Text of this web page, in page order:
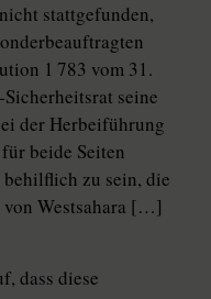
stattgefunden,
1 783 vom 31.
seine
der Herbeiführung
beide Seiten
zu sein, die
von Westsahara […]
dass diese